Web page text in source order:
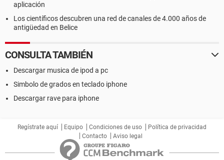
aplicación
Los científicos descubren una red de canales de 4.000 años de
antigüedad en Belice
CONSULTA TAMBIÉN
Descargar musica de ipod a pc
Simbolo de grados en teclado iphone
Descargar rave para iphone
Regístrate aquí Equipo Condiciones de uso
Política de privacidad
Contacto
Aviso legal